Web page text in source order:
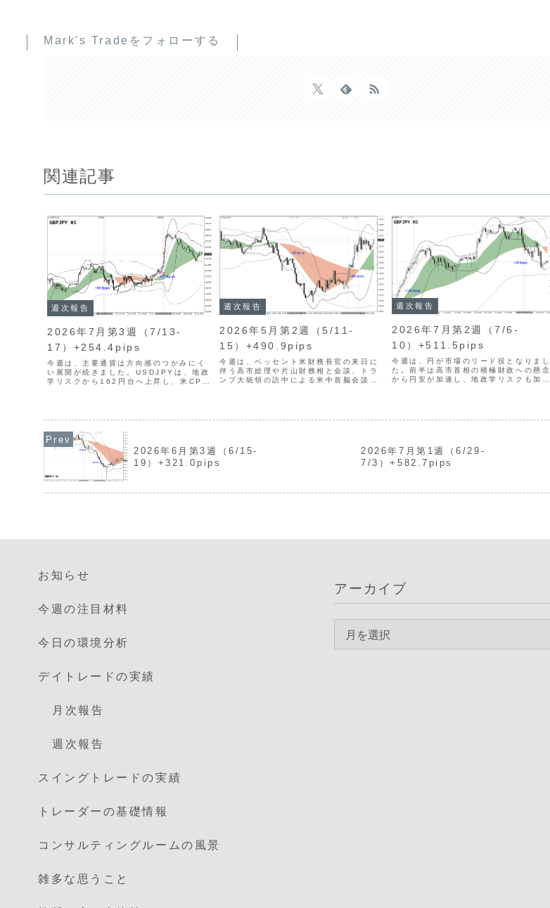
Mark's Tradeをフォローする
関連記事
週次報告
2026年7月第3週（7/13-
17）+254.4pips
今週は、主要通貨は方向感のつかみにく
い展開が続きました。USDJPYは、地政
学リスクから162円台へ上昇し、米CPI
週次報告
2026年5月第2週（5/11-
15）+490.9pips
今週は、ベッセント米財務長官の来日に
伴う高市総理や片山財務相と会談、トラ
ンプ大統領の訪中による米中首脳会談な
週次報告
2026年7月第2週（7/6-
10）+511.5pips
今週は、円が市場のリード役となりまし
た。前半は高市首相の積極財政への懸念
から円安が加速し、地政学リスクも加わ
2026年6月第3週（6/15-
19）+321.0pips
2026年7月第1週（6/29-
7/3）+582.7pips
お知らせ
今週の注目材料
今日の環境分析
デイトレードの実績
月次報告
週次報告
スイングトレードの実績
トレーダーの基礎情報
コンサルティングルームの風景
雑多な思うこと
アーカイブ